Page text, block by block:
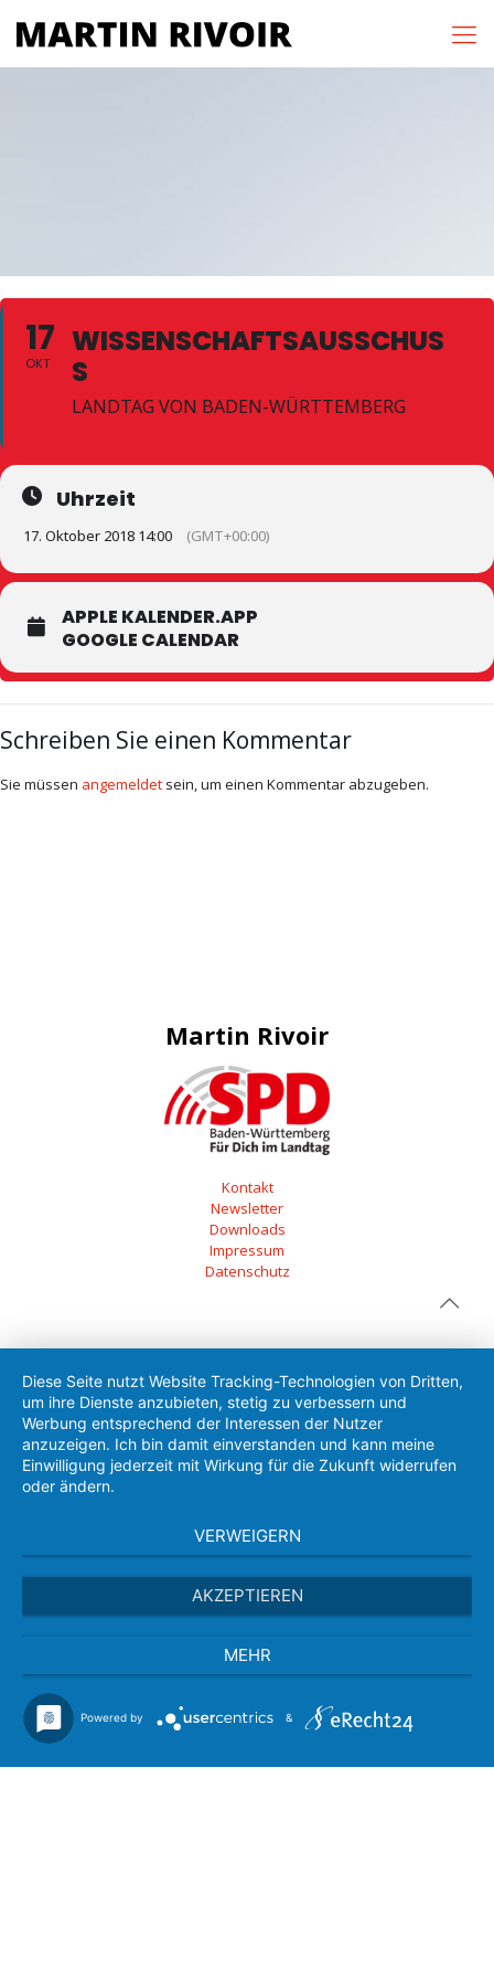
17
OKT
WISSENSCHAFTSAUSSCHUS
S
LANDTAG VON BADEN-WÜRTTEMBERG
Uhrzeit
17. Oktober 2018 14:00 (GMT+00:00)
APPLE KALENDER.APP
GOOGLE CALENDAR
Schreiben Sie einen Kommentar
Sie müssen angemeldet sein, um einen Kommentar abzugeben.
Martin Rivoir
Kontakt
Newsletter
Downloads
Impressum
Datenschutz
Diese Seite nutzt Website Tracking-Technologien von Dritten,
um ihre Dienste anzubieten, stetig zu verbessern und
Werbung entsprechend der Interessen der Nutzer
anzuzeigen. Ich bin damit einverstanden und kann meine
Einwilligung jederzeit mit Wirkung für die Zukunft widerrufen
oder ändern.
VERWEIGERN
AKZEPTIEREN
MEHR
Powered by &